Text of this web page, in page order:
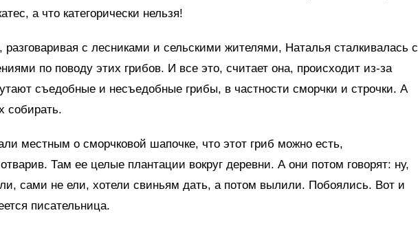
а что категорически нельзя!
разговаривая с лесниками и сельскими жителями, Наталья сталкивалась с
по поводу этих грибов. И все это, считает она, происходит из-за
съедобные и несъедобные грибы, в частности сморчки и строчки. А
собирать.
местным о сморчковой шапочке, что этот гриб можно есть,
Там ее целые плантации вокруг деревни. А они потом говорят: ну,
сами не ели, хотели свиньям дать, а потом вылили. Побоялись. Вот и
писательница.